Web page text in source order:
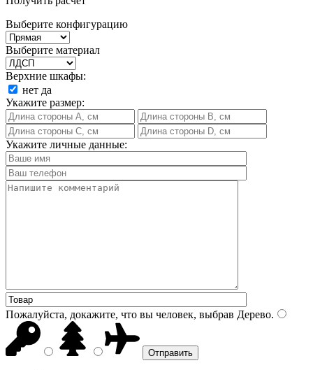
Выберите конфигурацию
Выберите материал
Верхние шкафы:
нет да
Укажите размер:
Укажите личные данные:
Пожалуйста, докажите, что вы человек, выбрав Дерево.